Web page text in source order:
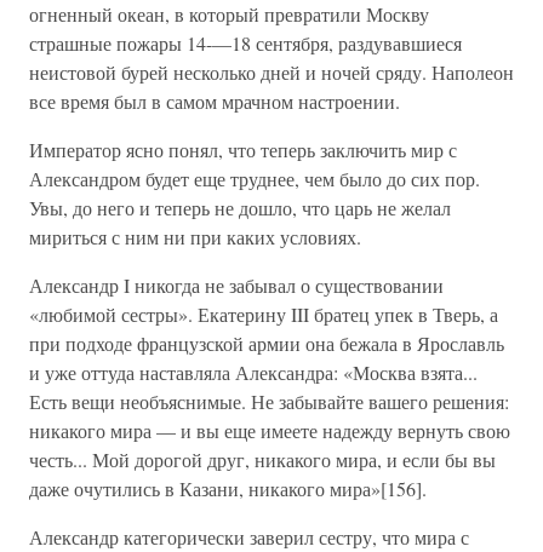
огненный океан, в который превратили Москву
страшные пожары 14-—18 сентября, раздувавшиеся
неистовой бурей несколько дней и ночей сряду. Наполеон
все время был в самом мрачном настроении.
Император ясно понял, что теперь заключить мир с
Александром будет еще труднее, чем было до сих пор.
Увы, до него и теперь не дошло, что царь не желал
мириться с ним ни при каких условиях.
Александр I никогда не забывал о существовании
«любимой сестры». Екатерину III братец упек в Тверь, а
при подходе французской армии она бежала в Ярославль
и уже оттуда наставляла Александра: «Москва взята...
Есть вещи необъяснимые. Не забывайте вашего решения:
никакого мира — и вы еще имеете надежду вернуть свою
честь... Мой дорогой друг, никакого мира, и если бы вы
даже очутились в Казани, никакого мира»[156].
Александр категорически заверил сестру, что мира с